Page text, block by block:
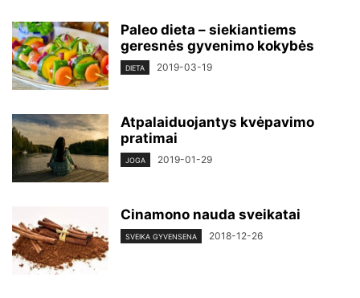
Paleo dieta – siekiantiems
geresnės gyvenimo kokybės
DIETA 2019-03-19
Atpalaiduojantys kvėpavimo
pratimai
JOGA 2019-01-29
Cinamono nauda sveikatai
SVEIKA GYVENSENA 2018-12-26